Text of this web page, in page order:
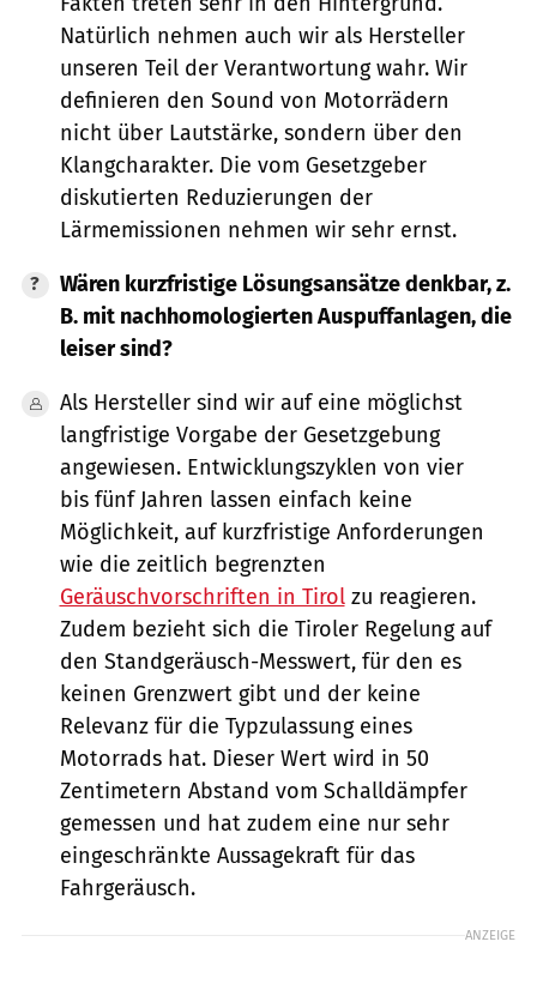
Natürlich nehmen auch wir als Hersteller
unseren Teil der Verantwortung wahr. Wir
definieren den Sound von Motorrädern
nicht über Lautstärke, sondern über den
Klangcharakter. Die vom Gesetzgeber
diskutierten Reduzierungen der
Lärmemissionen nehmen wir sehr ernst.
Wären kurzfristige Lösungsansätze denkbar, z.
B. mit nachhomologierten Auspuffanlagen, die
leiser sind?
Als Hersteller sind wir auf eine möglichst
langfristige Vorgabe der Gesetzgebung
angewiesen. Entwicklungszyklen von vier
bis fünf Jahren lassen einfach keine
Möglichkeit, auf kurzfristige Anforderungen
wie die zeitlich begrenzten
Geräuschvorschriften in Tirolzu reagieren.
Zudem bezieht sich die Tiroler Regelung auf
den Standgeräusch-Messwert, für den es
keinen Grenzwert gibt und der keine
Relevanz für die Typzulassung eines
Motorrads hat. Dieser Wert wird in 50
Zentimetern Abstand vom Schalldämpfer
gemessen und hat zudem eine nur sehr
eingeschränkte Aussagekraft für das
Fahrgeräusch.
ANZEIGE